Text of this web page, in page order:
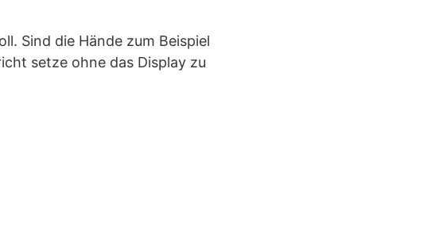
Sind die Hände zum Beispiel
setze ohne das Display zu